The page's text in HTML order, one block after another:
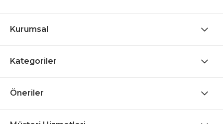
Kurumsal
Kategoriler
Öneriler